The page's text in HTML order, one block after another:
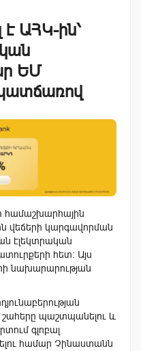
ԱՀԿ-ին՝
ԵՄ
համաշխարհային
վեճերի կարգավորման
էլեկտրական
հետ: Այս
նախարարության
պաշտպանելու և
գլոբալ
համար Չինաստանն